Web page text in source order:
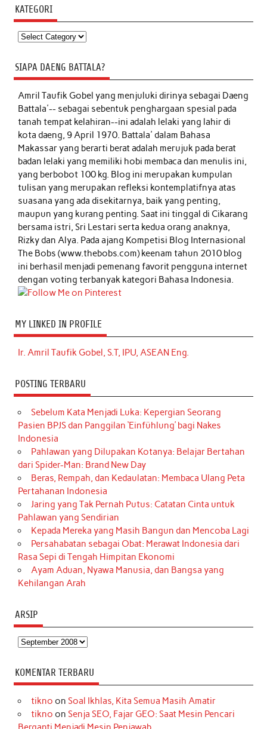
KATEGORI
Kategori
SIAPA DAENG BATTALA?
Amril Taufik Gobelyang menjuluki dirinya sebagai Daeng
Battala'-- sebagai sebentuk penghargaan spesial pada
tanah tempat kelahiran--ini adalah lelaki yang lahir di
kota daeng, 9 April 1970. Battala' dalam Bahasa
Makassar yang berarti berat adalah merujuk pada berat
badan lelaki yang memiliki hobi membaca dan menulis ini,
yang berbobot 100 kg. Blog ini merupakan kumpulan
tulisan yang merupakan refleksi kontemplatifnya atas
suasana yang ada disekitarnya, baik yang penting,
maupun yang kurang penting. Saat ini tinggal di Cikarang
bersama istri, Sri Lestari serta kedua orang anaknya,
Rizky dan Alya. Pada ajang Kompetisi Blog Internasional
The Bobs (www.thebobs.com) keenam tahun 2010 blog
ini berhasil menjadi pemenang favorit pengguna internet
dengan voting terbanyak kategori Bahasa Indonesia.
MY LINKED IN PROFILE
Ir. Amril Taufik Gobel, S.T, IPU, ASEAN Eng.
POSTING TERBARU
Sebelum Kata Menjadi Luka: Kepergian Seorang
Pasien BPJS dan Panggilan ‘Einfühlung’ bagi Nakes
Indonesia
Pahlawan yang Dilupakan Kotanya: Belajar Bertahan
dari Spider-Man: Brand New Day
Beras, Rempah, dan Kedaulatan: Membaca Ulang Peta
Pertahanan Indonesia
Jaring yang Tak Pernah Putus: Catatan Cinta untuk
Pahlawan yang Sendirian
Kepada Mereka yang Masih Bangun dan Mencoba Lagi
Persahabatan sebagai Obat: Merawat Indonesia dari
Rasa Sepi di Tengah Himpitan Ekonomi
Ayam Aduan, Nyawa Manusia, dan Bangsa yang
Kehilangan Arah
ARSIP
Arsip
KOMENTAR TERBARU
tikno on Soal Ikhlas, Kita Semua Masih Amatir
tikno on Senja SEO, Fajar GEO: Saat Mesin Pencari